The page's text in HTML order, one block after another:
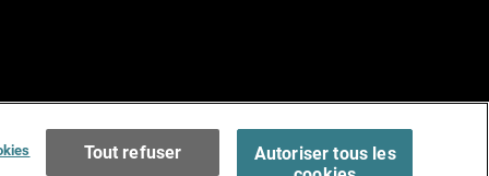
of Use >Tout refuser
Autoriser tous les